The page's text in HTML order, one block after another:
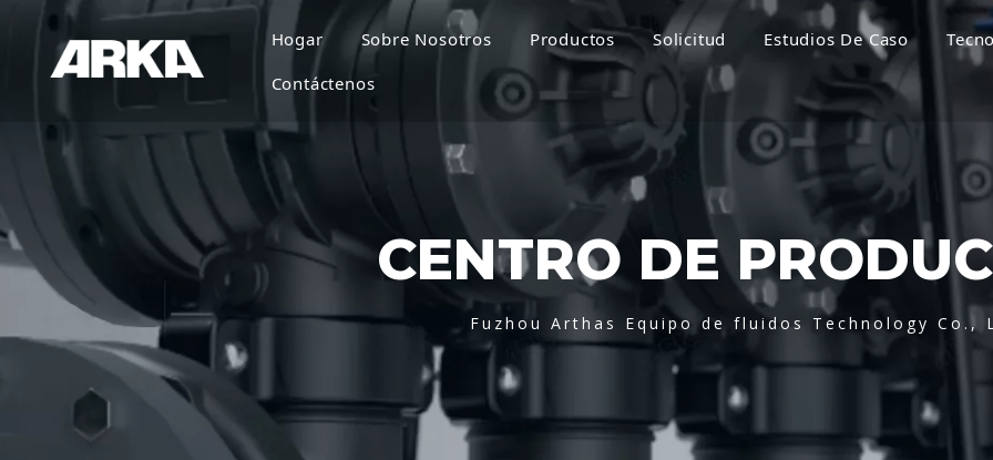
Hogar Sobre Nosotros Productos Solicitud Estudios De Caso
Contáctenos
CENTRO DE
Fuzhou Arthas Equipo de fluidos Technology Co.,